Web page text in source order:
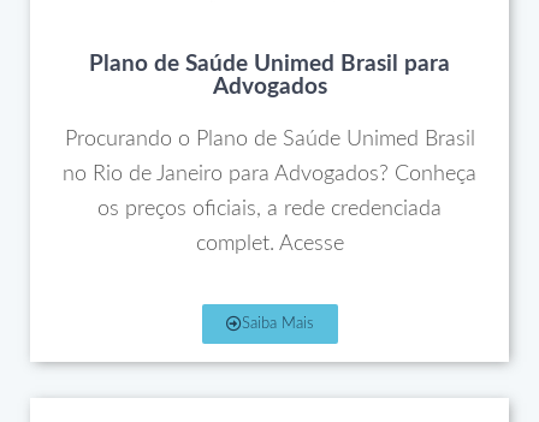
Plano de Saúde Unimed Brasil para
Advogados
Procurando o Plano de Saúde Unimed Brasil
no Rio de Janeiro para Advogados? Conheça
os preços oficiais, a rede credenciada
complet. Acesse
Saiba Mais